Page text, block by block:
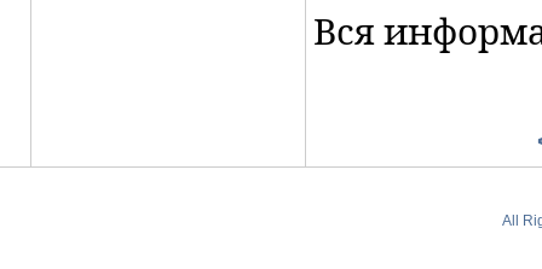
Вся
All